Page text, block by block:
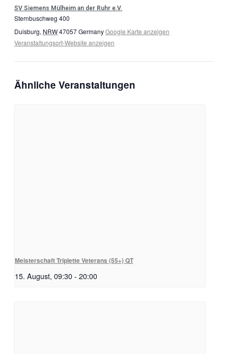
SV Siemens Mülheim an der Ruhr e.V.
Sternbuschweg 400
Duisburg, NRW47057GermanyGoogle Karte anzeigen
Veranstaltungsort-Website anzeigen
Ähnliche Veranstaltungen
Meisterschaft Triplette Veterans (55+) QT
15. August, 09:30- 20:00